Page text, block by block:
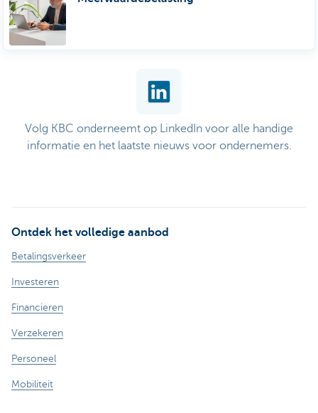
Volg KBC onderneemt op LinkedIn voor alle handige
informatie en het laatste nieuws voor ondernemers.
Ontdek het volledige aanbod
Betalingsverkeer
Investeren
Financieren
Verzekeren
Personeel
Mobiliteit